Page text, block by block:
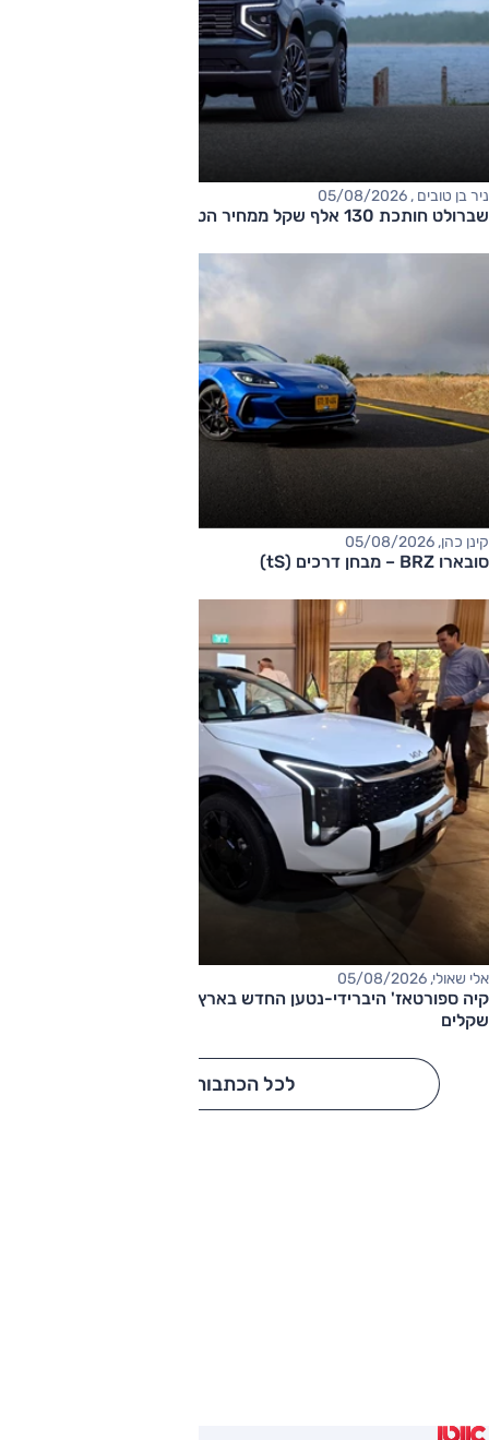
ניר בן טובים , 05/08/2026
שברולט חותכת 130 אלף שקל ממחיר הטאהו
קינן כהן, 05/08/2026
סובארו BRZ – מבחן דרכים (tS)
אלי שאולי, 05/08/2026
שקלים
לכל הכתבות